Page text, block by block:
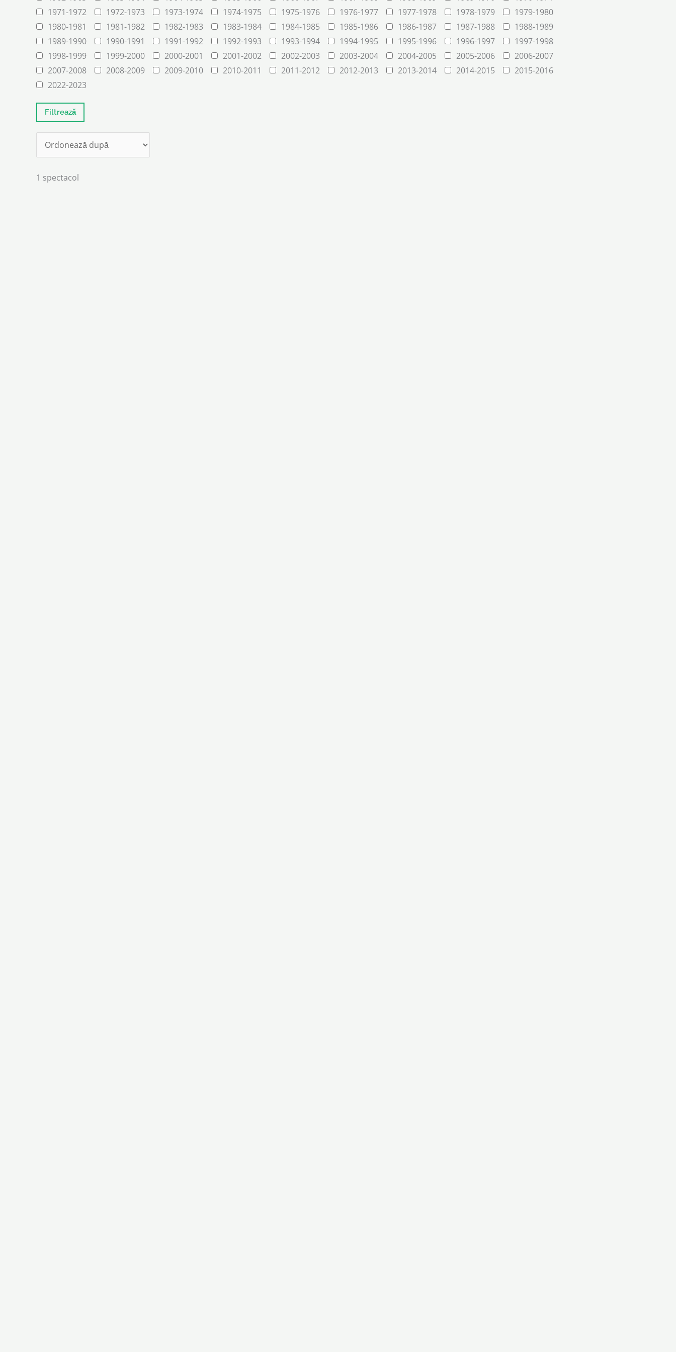
1971-1972
1972-1973 1973-1974 1974-1975 1975-1976 1976-1977 1977-1978 1978-1979
1979-1980
1980-1981
1981-1982 1982-1983 1983-1984 1984-1985 1985-1986 1986-1987 1987-1988
1988-1989
1989-1990
1990-1991 1991-1992 1992-1993 1993-1994 1994-1995 1995-1996 1996-1997
1997-1998
1998-1999
1999-2000 2000-2001 2001-2002 2002-2003 2003-2004 2004-2005 2005-2006
2006-2007
2007-2008
2008-2009 2009-2010 2010-2011 2011-2012 2012-2013 2013-2014 2014-2015
2015-2016
2022-2023
1 spectacol